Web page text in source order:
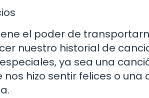
el poder de
nuestro historial de
ya sea una
hizo sentir felices o una